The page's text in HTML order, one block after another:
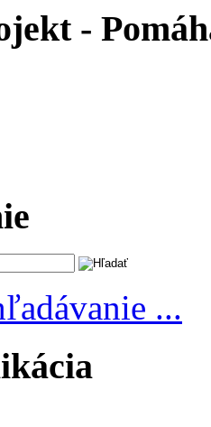
-
...